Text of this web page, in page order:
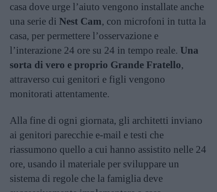
casa dove urge l’aiuto vengono installate anche
una serie di Nest Cam, con microfoni in tutta la
casa, per permettere l’osservazione e
l’interazione 24 ore su 24 in tempo reale. Una
sorta di vero e proprio Grande Fratello,
attraverso cui genitori e figli vengono
monitorati attentamente.
Alla fine di ogni giornata, gli architetti inviano
ai genitori parecchie e-mail e testi che
riassumono quello a cui hanno assistito nelle 24
ore, usando il materiale per sviluppare un
sistema di regole che la famiglia deve